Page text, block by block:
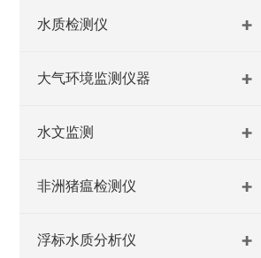
水质检测仪
大气环境监测仪器
水文监测
非洲猪瘟检测仪
浮标水质分析仪